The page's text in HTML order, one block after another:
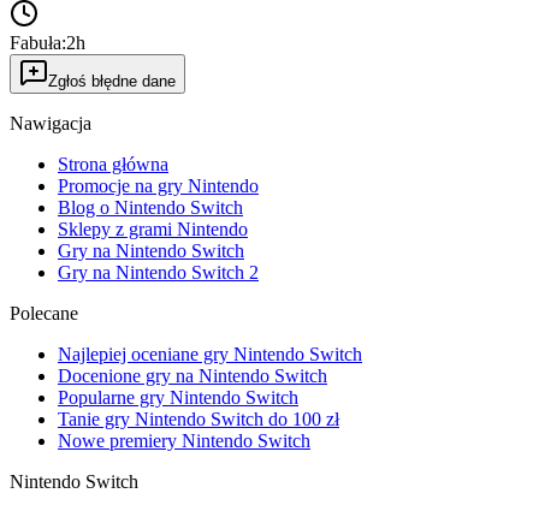
Fabuła:2h
Zgłoś błędne dane
Nawigacja
Strona główna
Promocje na gry Nintendo
Blog o Nintendo Switch
Sklepy z grami Nintendo
Gry na Nintendo Switch
Gry na Nintendo Switch 2
Polecane
Najlepiej oceniane gry Nintendo Switch
Docenione gry na Nintendo Switch
Popularne gry Nintendo Switch
Tanie gry Nintendo Switch do 100 zł
Nowe premiery Nintendo Switch
Nintendo Switch